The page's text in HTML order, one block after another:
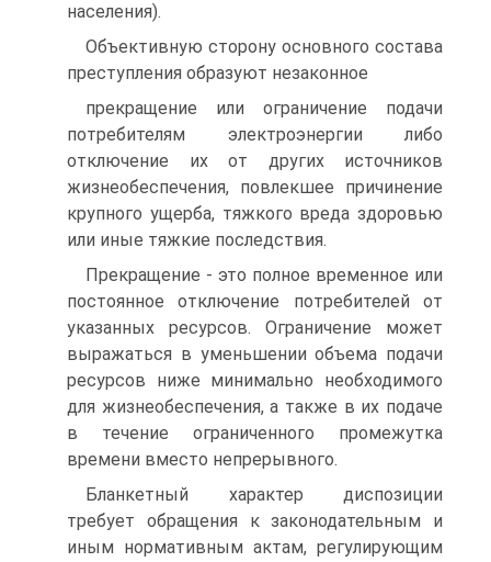
населения).
Объективную сторону основного состава
преступления образуют незаконное
прекращение или ограничение подачи
потребителям электроэнергии либо
отключение их от других источников
жизнеобеспечения, повлекшее причинение
крупного ущерба, тяжкого вреда здоровью
или иные тяжкие последствия.
Прекращение - это полное временное или
постоянное отключение потребителей от
указанных ресурсов. Ограничение может
выражаться в уменьшении объема подачи
ресурсов ниже минимально необходимого
для жизнеобеспечения, а также в их подаче
в течение ограниченного промежутка
времени вместо непрерывного.
Бланкетный характер диспозиции
требует обращения к законодательным и
иным нормативным актам, регулирующим